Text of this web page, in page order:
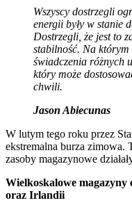
Wszyscy dostrzegli
energii były w stanie
Dostrzegli, że jest to
stabilność. Na którym
świadczenia różnych
który może
chwili.
Jason Abiecunas
W lutym tego roku przez
ekstremalna burza zimowa.
zasoby magazynowe
Wielkoskalowe
oraz Irlandii